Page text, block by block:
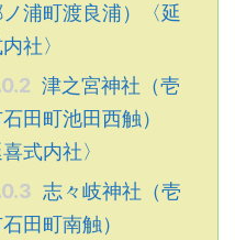
浦町渡良浦）〈延
社〉
津之宮神社（壱
田町池田西触）
喜式内社〉
志々岐神社（壱
田町南触）